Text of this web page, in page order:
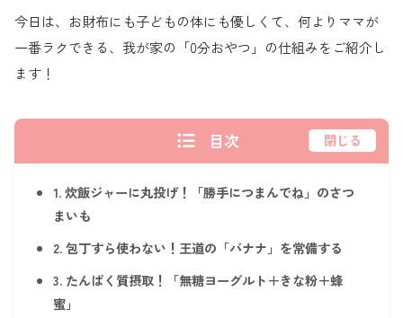
今日は、お財布にも子どもの体にも優しくて、何よりママが
一番ラクできる、我が家の「0分おやつ」の仕組みをご紹介し
ます！
目次 閉じる
1. 炊飯ジャーに丸投げ！「勝手につまんでね」のさつ
まいも
2. 包丁すら使わない！王道の「バナナ」を常備する
3. たんぱく質摂取！「無糖ヨーグルト＋きな粉＋蜂
蜜」